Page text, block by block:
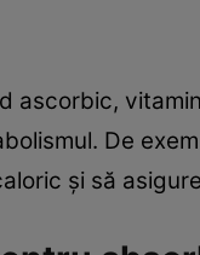
ascorbic,
De
şi să